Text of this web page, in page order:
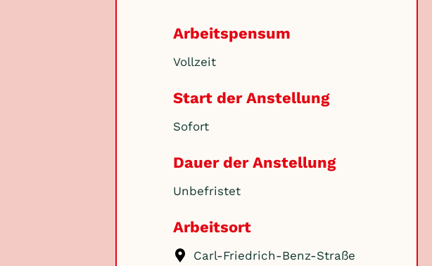
Arbeitspensum
Vollzeit
Start der Anstellung
Sofort
Dauer der Anstellung
Unbefristet
Arbeitsort
Carl-Friedrich-Benz-Straße